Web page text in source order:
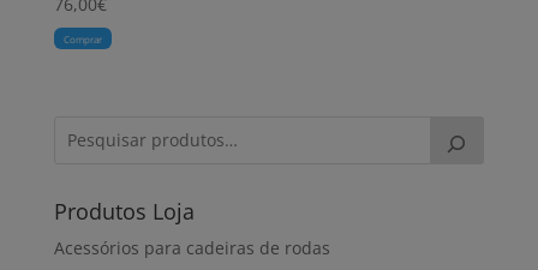
76,00€
Comprar
Produtos Loja
Acessórios para cadeiras de rodas